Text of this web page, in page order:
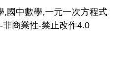
,國中數學,一元一次方程式
商業性-禁止改作4.0